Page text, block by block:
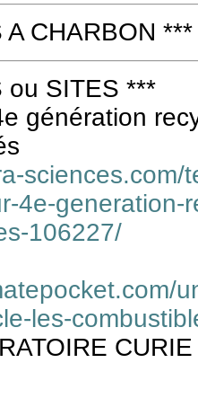
CHARBON ***
ou SITES ***
génération
sciences.com/
4e-generation-
106227/
les-
CURIE